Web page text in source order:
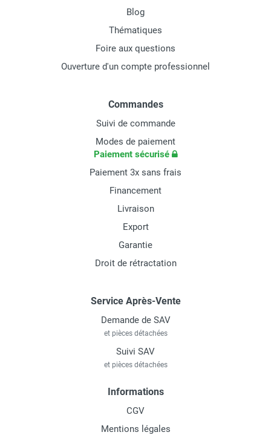
Blog
Thématiques
Foire aux questions
Ouverture d'un compte professionnel
Commandes
Suivi de commande
Modes de paiement
Paiement sécurisé
Paiement 3x sans frais
Financement
Livraison
Export
Garantie
Droit de rétractation
Service Après-Vente
Demande de SAV
et pièces détachées
Suivi SAV
et pièces détachées
Informations
CGV
Mentions légales